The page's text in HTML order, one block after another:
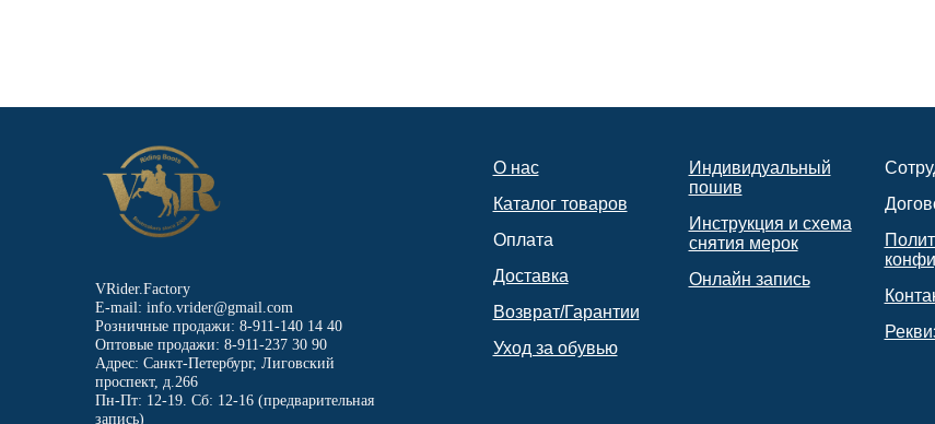
VRider.Factory
E-mail: info.vrider@gmail.com
Розничные продажи: 8-911-140 14 40
Оптовые продажи: 8-911-237 30 90
Адрес: Санкт-Петербург, Лиговский
проспект, д.266
Пн-Пт: 12-19. Сб: 12-16 (предварительная
запись)
О нас
Каталог товаров
Оплата
Доставка
Возврат/Гарантии
Уход за обувью
Индивидуальный
пошив
Инструкция и схема
снятия мерок
Онлайн запись